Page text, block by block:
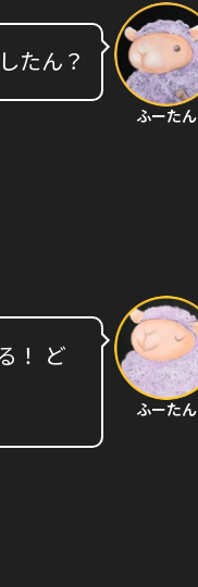
たん？
ふーたん
！ ど
ふーたん